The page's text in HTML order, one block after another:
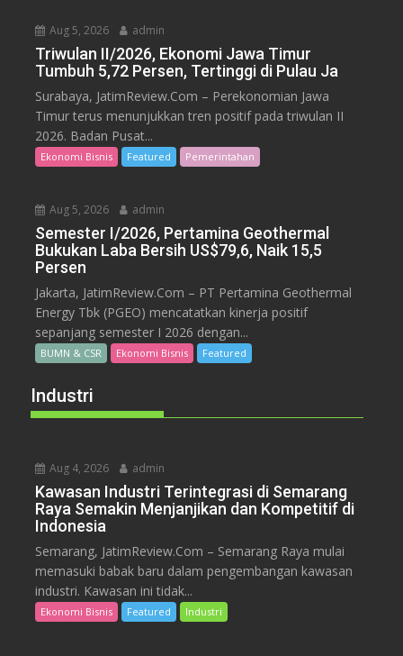
Aug 5, 2026 admin
Triwulan II/2026, Ekonomi Jawa Timur
Tumbuh 5,72 Persen, Tertinggi di Pulau Ja
Surabaya, JatimReview.Com – Perekonomian Jawa
Timur terus menunjukkan tren positif pada triwulan II
2026. Badan Pusat...
Ekonomi Bisnis Featured Pemerintahan
Aug 5, 2026 admin
Semester I/2026, Pertamina Geothermal
Bukukan Laba Bersih US$79,6, Naik 15,5
Persen
Jakarta, JatimReview.Com – PT Pertamina Geothermal
Energy Tbk (PGEO) mencatatkan kinerja positif
sepanjang semester I 2026 dengan...
BUMN & CSR Ekonomi Bisnis Featured
Industri
Aug 4, 2026 admin
Kawasan Industri Terintegrasi di Semarang
Raya Semakin Menjanjikan dan Kompetitif di
Indonesia
Semarang, JatimReview.Com – Semarang Raya mulai
memasuki babak baru dalam pengembangan kawasan
industri. Kawasan ini tidak...
Ekonomi Bisnis Featured Industri